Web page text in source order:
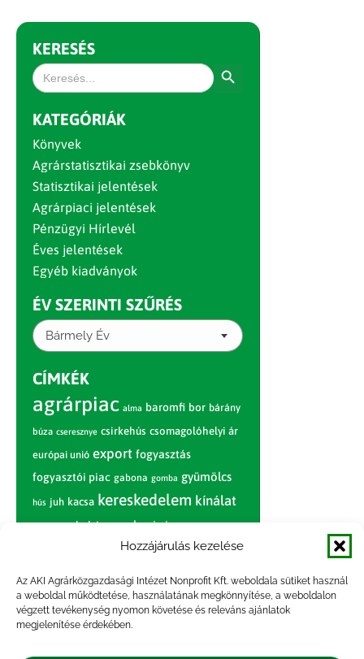
Hozzájárulás kezelése
Az AKI Agrárközgazdasági Intézet Nonprofit Kft. weboldala sütiket használ
a weboldal működtetése, használatának megkönnyítése, a weboldalon
végzett tevékenység nyomon követése és releváns ajánlatok
megjelenítése érdekében.
KERESÉS
Search
for:
KATEGÓRIÁK
Könyvek
Agrárstatisztikai zsebkönyv
Statisztikai jelentések
Agrárpiaci jelentések
Pénzügyi Hírlevél
Éves jelentések
Egyéb kiadványok
ÉV SZERINTI SZŰRÉS
Bármely Év
CÍMKÉK
agrárpiac alma baromfi bor bárány
búza cseresznye csirkehús csomagolóhelyi ár
európai unió export fogyasztás
fogyasztói piac gabona gomba gyümölcs
hús juh kacsa kereskedelem kínálat
körte marhahús nagybani piac narancs
nemzetközi árinformációk
paradicsom piac piaci jelentés
pulyka pulykahús sertés sertéshús
szarvasmarha termelés
termelői